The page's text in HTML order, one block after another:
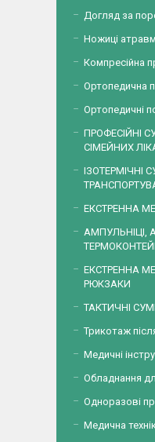
Догляд за
Ножиці
Компресійна
Ортопедична
Ортопедичні
ПРОФЕСІЙНІ
СІМЕЙНИХ
ІЗОТЕРМІЧНІ
ЕКСТРЕННА
АМПУЛЬНІЦІ,
ЕКСТРЕННА
РЮКЗАКИ
ТАКТИЧНІ
Трикотаж
Медичні
Обладнання
Одноразові
Медична